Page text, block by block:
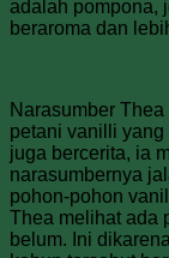
adalah pompona,
beraroma dan
Narasumber
petani vanilli
juga bercerita, ia
narasumbernya
pohon-pohon
Thea melihat ada
belum. Ini